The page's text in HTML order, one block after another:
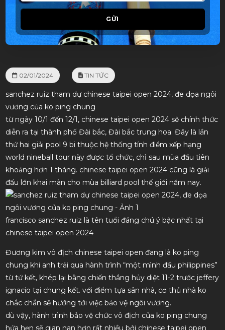
GỬI
02/01/2024 TIN TỨC
sanchez ruiz tham dự chinese taipei open 2024, đe dọa ngôi
vương của ko ping chung
từ ngày 10/1 đến 12/1, chinese taipei open 2024 sẽ chính thức
diễn ra tại thành phố Đài bắc, Đài bắc trung hoa. Đây là lần
thứ hai giải pool 9 bi thuộc hệ thống tính điểm xếp hạng
world nineball tour này được tổ chức, chỉ sau mùa đầu tiên
khoảng hơn 1 tháng. chinese taipei open 2024 cũng là giải
đấu lớn khai màn cho mùa billiard pool thế giới năm nay.
francisco sanchez ruiz là tên tuổi đáng chú ý bậc nhất tại
chinese taipei open 2024
Đương kim vô địch chinese taipei open đang là ko ping
chung khi anh trải qua hành trình “một mình đấu philippines”
từ tứ kết, khép lại bằng chiến thắng hủy diệt 11-2 trước jeffery
ignacio tại chung kết. với điểm tựa sân nhà, cơ thủ nhà ko
chắc chắn sẽ hướng tới việc bảo vệ ngôi vương.
dù vậy, hành trình bảo vệ chức vô địch của ko ping chung
hứa hẹn sẽ gian nan hơn rất nhiều bởi chinese taipei open